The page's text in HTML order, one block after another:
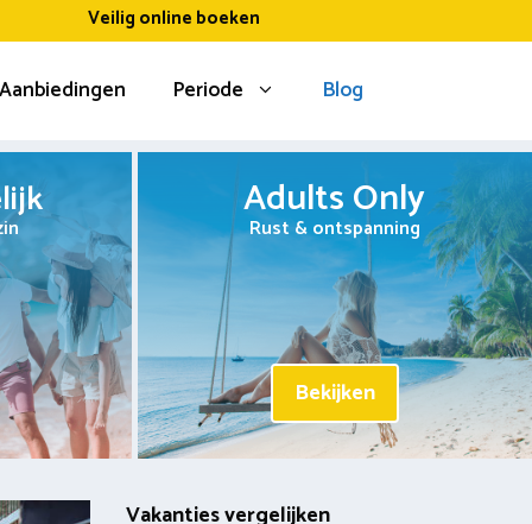
Veilig online boeken
Aanbiedingen Periode Blog
Adults Only
Rust & ontspanning
Bekijken
Vakanties vergelijken